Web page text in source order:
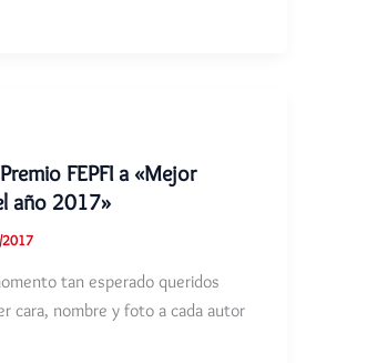
FEPFI a «Mejor
año 2017»
2017
tan esperado queridos
cara, nombre y foto a cada autor